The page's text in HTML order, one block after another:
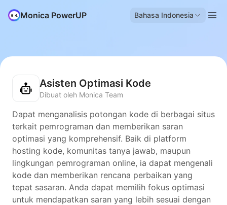
Monica PowerUP Bahasa Indonesia
Asisten Optimasi Kode
Dibuat oleh Monica Team
Dapat menganalisis potongan kode di berbagai situs
terkait pemrograman dan memberikan saran
optimasi yang komprehensif. Baik di platform
hosting kode, komunitas tanya jawab, maupun
lingkungan pemrograman online, ia dapat mengenali
kode dan memberikan rencana perbaikan yang
tepat sasaran. Anda dapat memilih fokus optimasi
untuk mendapatkan saran yang lebih sesuai dengan